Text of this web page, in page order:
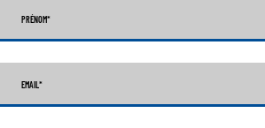
PRÉNOM*
EMAIL*